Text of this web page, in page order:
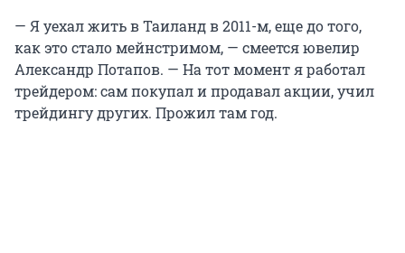
— Я уехал жить в Таиланд в 2011-м, еще до того,
как это стало мейнстримом, — смеется ювелир
Александр Потапов. — На тот момент я работал
трейдером: сам покупал и продавал акции, учил
трейдингу других. Прожил там год.